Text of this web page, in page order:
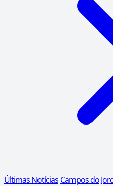
Últimas Notícias Campos do